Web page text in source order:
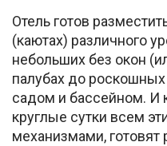
Отель готов
(каютах) различного
небольших без окон
палубах до
садом и бассейном. И
круглые сутки всем
механизмами,